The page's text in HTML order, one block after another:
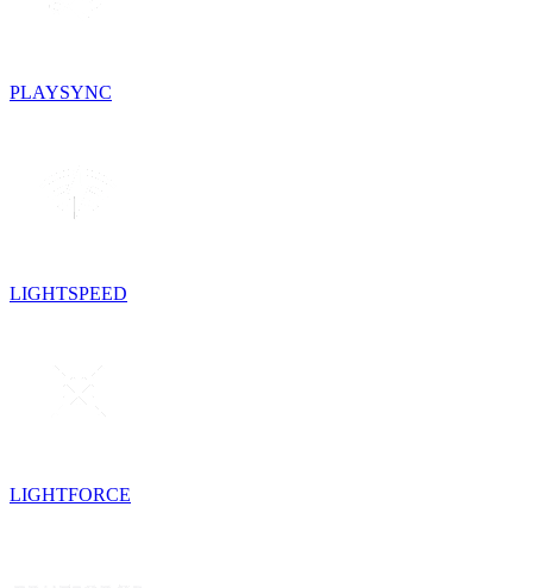
PLAYSYNC
LIGHTSPEED
LIGHTFORCE